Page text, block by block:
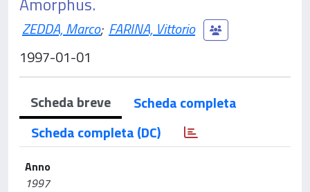
ZEDDA, Marco; FARINA, Vittorio
1997-01-01
Scheda breve
Scheda completa
Scheda completa (DC)
Anno
1997